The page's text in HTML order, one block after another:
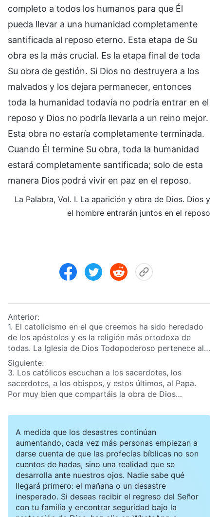
completo a todos los humanos para que Él
pueda llevar a una humanidad completamente
santificada al reposo eterno. Esta etapa de Su
obra es la más crucial. Es la etapa final de toda
Su obra de gestión. Si Dios no destruyera a los
malvados y los dejara permanecer, entonces
toda la humanidad todavía no podría entrar en el
reposo y Dios no podría llevarla a un reino mejor.
Esta obra no estaría completamente terminada.
Cuando Él termine Su obra, toda la humanidad
estará completamente santificada; solo de esta
manera Dios podrá vivir en paz en el reposo.
La Palabra, Vol. I. La aparición y obra de Dios. Dios y
el hombre entrarán juntos en el reposo
Anterior:
1. El catolicismo en el que creemos ha sido heredado
de los apóstoles y es la religión más ortodoxa de
todas. La Iglesia de Dios Todopoderoso pertenece al
cristianismo y este está derivado del catolicismo. Si
creemos en Dios Todopoderoso, ¿no nos
convertiremos al cristianismo? Y de esta manera, ¿no
le estaremos dando la espalda a nuestro Dios?
Siguiente:
3. Los católicos escuchan a los sacerdotes, los
sacerdotes, a los obispos, y estos últimos, al Papa.
Por muy bien que compartáis la obra de Dios
los sacerdotes anuncien la venida del Señor, no
sacerdotes y al Papa.
A medida que los desastres continúan
aumentando, cada vez más personas empiezan a
darse cuenta de que las profecías bíblicas no son
cuentos de hadas, sino una realidad que se
desarrolla ante nuestros ojos. Nadie sabe qué
llegará primero: el mañana o un desastre
inesperado. Si deseas recibir el regreso del Señor
con tu familia y encontrar seguridad bajo la